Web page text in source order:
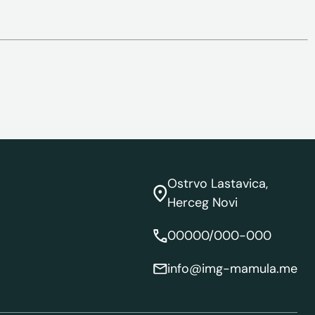
Ostrvo Lastavica,
Herceg Novi
00000/000-000
info@img-mamula.me